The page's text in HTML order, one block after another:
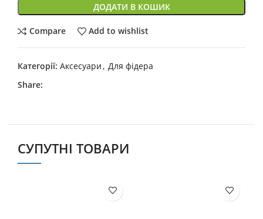
ДОДАТИ В КОШИК
Compare Add to wishlist
Категорії: Аксесуари, Для фідера
Share:
СУПУТНІ ТОВАРИ